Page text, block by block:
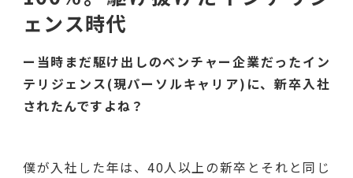
ェンス時代
ー当時まだ駆け出しのベンチャー企業だったイン
テリジェンス(現パーソルキャリア)に、新卒入社
されたんですよね？
僕が入社した年は、40人以上の新卒とそれと同じ